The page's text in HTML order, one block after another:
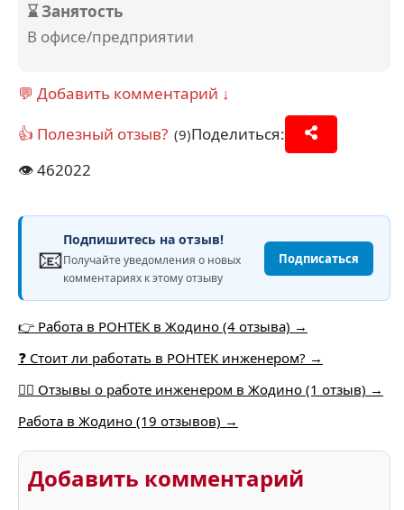
⌛ Занятость
В офисе/предприятии
💬 Добавить комментарий ↓
👍 Полезный отзыв? (9)Поделиться:
👁️462022
📧
Подпишитесь на отзыв!
Получайте уведомления о новых
комментариях к этому отзыву
Подписаться
👉 Работа в РОНТЕК в Жодино (4 отзыва) →
❓ Стоит ли работать в РОНТЕК инженером? →
👷‍♂️ Отзывы о работе инженером в Жодино (1 отзыв) →
Работа в Жодино (19 отзывов) →
Добавить комментарий